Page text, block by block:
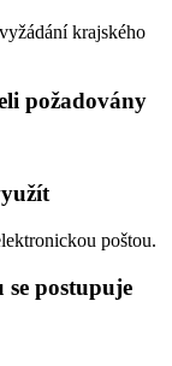
krajského
požadovány
poštou.
postupuje